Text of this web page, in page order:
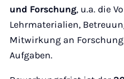
und Forschung, u.a. die
Lehrmaterialien,
Mitwirkung an
Aufgaben.